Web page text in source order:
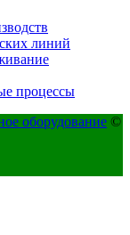
линий
процессы
оборудование ©